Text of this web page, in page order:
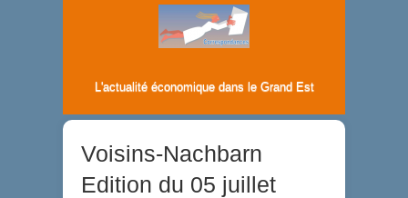
L'actualité économique dans le Grand Est
Voisins-Nachbarn
Edition du 05 juillet